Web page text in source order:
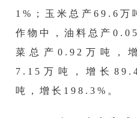
1%；玉米总产 69.6 万
作物中，油料总产 0.05
菜总产 0.92 万吨，
7.15 万吨，增长
吨，增长 198.3%。